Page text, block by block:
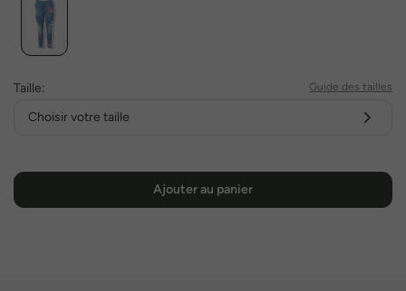
Taille: Guide des tailles
Choisir votre taille
Ajouter au panier